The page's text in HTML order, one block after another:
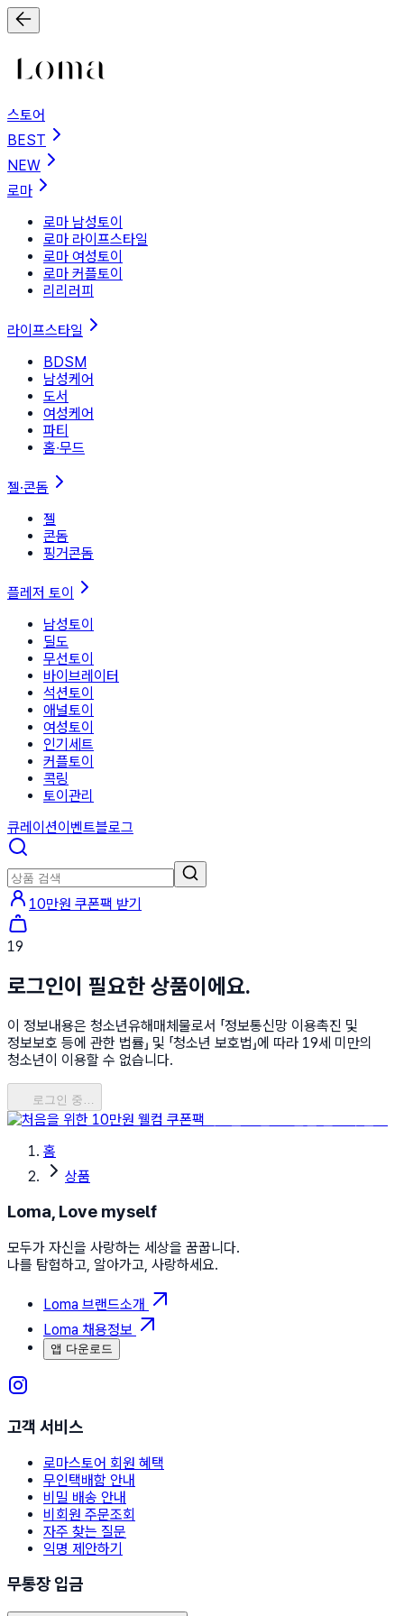
스토어
BEST
NEW
로마
로마 남성토이
로마 라이프스타일
로마 여성토이
로마 커플토이
리리러피
라이프스타일
BDSM
남성케어
도서
여성케어
파티
홈∙무드
젤·콘돔
젤
콘돔
핑거콘돔
플레저 토이
남성토이
딜도
무선토이
바이브레이터
석션토이
애널토이
여성토이
인기세트
커플토이
콕링
토이관리
큐레이션이벤트블로그
10만원 쿠폰팩 받기
19
로그인이 필요한 상품이에요.
이 정보내용은 청소년유해매체물로서 「정보통신망 이용촉진 및
정보보호 등에 관한 법률」 및 「청소년 보호법」에 따라 19세 미만의
청소년이 이용할 수 없습니다.
로그인 중…
홈
상품
Loma, Love myself
모두가 자신을 사랑하는 세상을 꿈꿉니다.
나를 탐험하고, 알아가고, 사랑하세요.
Loma 브랜드소개
Loma 채용정보
앱 다운로드
고객 서비스
로마스토어 회원 혜택
무인택배함 안내
비밀 배송 안내
비회원 주문조회
자주 찾는 질문
익명 제안하기
무통장 입금